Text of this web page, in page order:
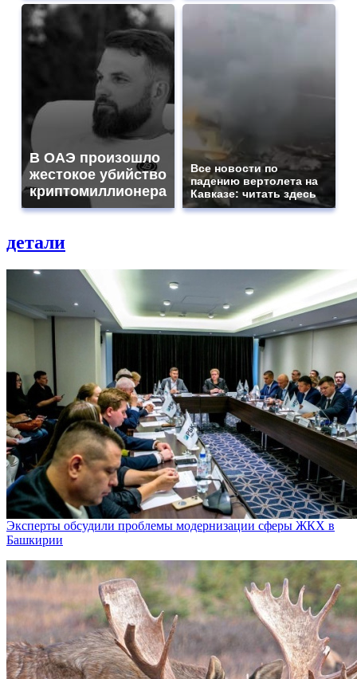
В ОАЭ произошло
жестокое убийство
криптомиллионера
Все новости по
падению вертолета на
Кавказе: читать здесь
детали
Эксперты обсудили проблемы модернизации сферы ЖКХ в
Башкирии